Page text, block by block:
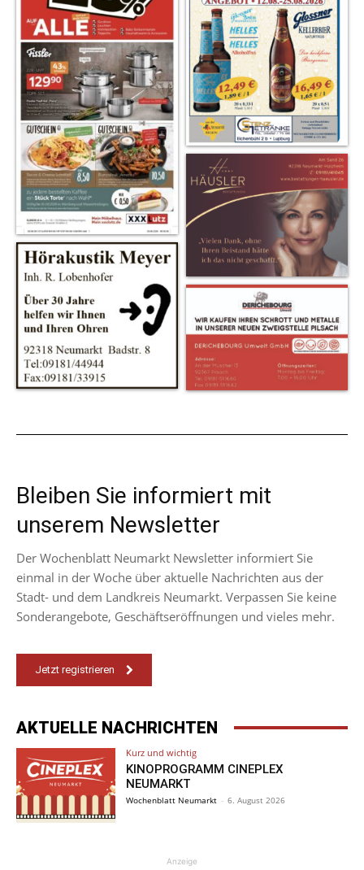
Bleiben Sie informiert mit
unserem Newsletter
Der Wochenblatt Neumarkt Newsletter informiert Sie
einmal in der Woche über aktuelle Nachrichten aus der
Stadt- und dem Landkreis Neumarkt. Verpassen Sie keine
Sonderangebote, Geschäftseröffnungen und vieles mehr.
Jetzt registrieren
AKTUELLE NACHRICHTEN
Kurz und wichtig
KINOPROGRAMM CINEPLEX
NEUMARKT
Wochenblatt Neumarkt - 6. August 2026
Anzeige